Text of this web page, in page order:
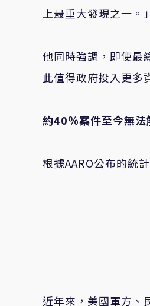
上最重大發現之一。」
他同時強調，即使最
此值得政府投入更多
約40％案件至今無法
根據AARO公布的統
近年來，美國軍方、